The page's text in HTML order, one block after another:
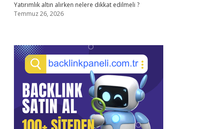
Yatırımlık altın alırken nelere dikkat edilmeli ?
Temmuz 26, 2026